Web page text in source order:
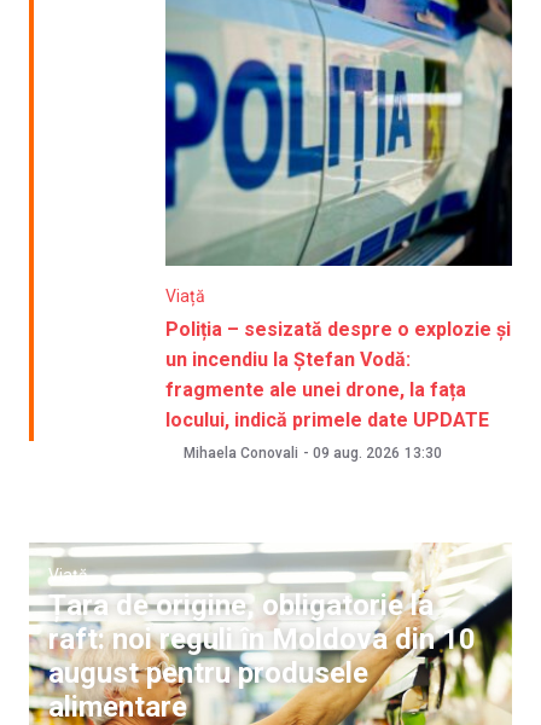
Viață
Poliția – sesizată despre o explozie și
un incendiu la Ștefan Vodă:
fragmente ale unei drone, la fața
locului, indică primele date UPDATE
Mihaela Conovali - 09 aug. 2026 13:30
Viață
Țara de origine, obligatorie la
raft: noi reguli în Moldova din 10
august pentru produsele
alimentare